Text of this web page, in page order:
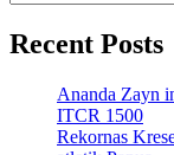
Recent Posts
Ananda Zayn
ITCR 1500
Rekornas